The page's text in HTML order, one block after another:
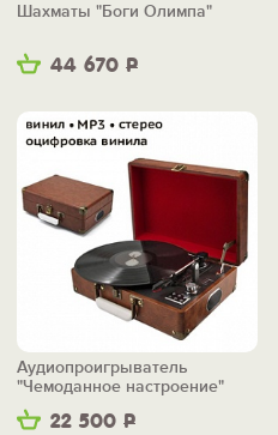
44 670 Р
Шахматы "Боги Олимпа"
22 500 Р
Аудиопроигрыватель
"Чемоданное настроение"